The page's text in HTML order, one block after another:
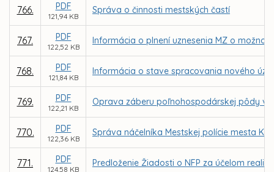
766. PDF
121,94 KB
Správa o činnosti mestských častí
767. PDF
122,52 KB
Informácia o plnení uznesenia MZ o
768. PDF
121,84 KB
Informácia o stave spracovania nového
769. PDF
122,21 KB
Oprava záberu poľnohospodárskej pôdy v
770. PDF
122,36 KB
Správa náčelníka Mestskej polície mesta
771. PDF
124,58 KB
Predloženie Žiadosti o NFP za účelom